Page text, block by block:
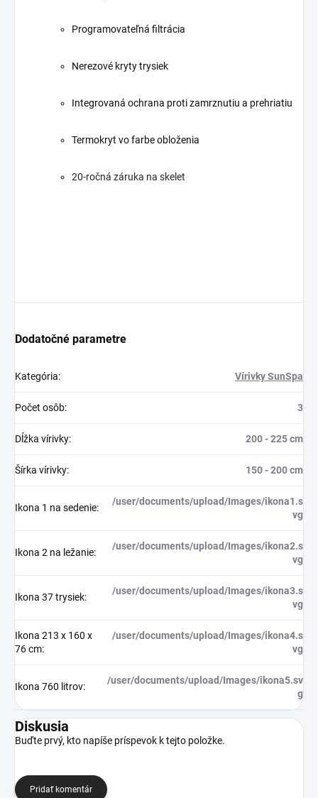
Programovateľná filtrácia
Nerezové kryty trysiek
Integrovaná ochrana proti zamrznutiu a prehriatiu
Termokryt vo farbe obloženia
20-ročná záruka na skelet
Dodatočné parametre
Kategória: Vírivky SunSpa
Počet osôb: 3
Dĺžka vírivky: 200 - 225 cm
Šírka vírivky: 150 - 200 cm
Ikona 1 na sedenie:
/user/documents/upload/Images/ikona1.s
vg
Ikona 2 na ležanie:
/user/documents/upload/Images/ikona2.s
vg
Ikona 37 trysiek:
/user/documents/upload/Images/ikona3.s
vg
Ikona 213 x 160 x
76 cm:
/user/documents/upload/Images/ikona4.s
vg
Ikona 760 litrov:
/user/documents/upload/Images/ikona5.sv
g
Diskusia
Buďte prvý, kto napíše príspevok k tejto položke.
Pridať komentár